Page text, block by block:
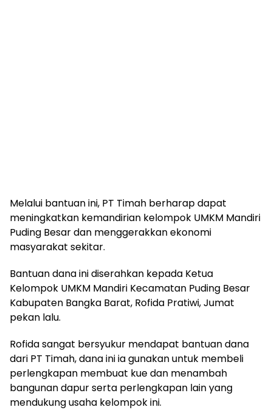
Melalui bantuan ini, PT Timah berharap dapat
meningkatkan kemandirian kelompok UMKM Mandiri
Puding Besar dan menggerakkan ekonomi
masyarakat sekitar.
Bantuan dana ini diserahkan kepada Ketua
Kelompok UMKM Mandiri Kecamatan Puding Besar
Kabupaten Bangka Barat, Rofida Pratiwi, Jumat
pekan lalu.
Rofida sangat bersyukur mendapat bantuan dana
dari PT Timah, dana ini ia gunakan untuk membeli
perlengkapan membuat kue dan menambah
bangunan dapur serta perlengkapan lain yang
mendukung usaha kelompok ini.